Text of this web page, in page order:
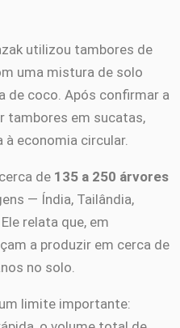
utilizou tambores de
uma mistura de solo
de coco. Após confirmar a
tambores em sucatas,
à economia circular.
de 135 a 250 árvores
— Índia, Tailândia,
relata que, em
a produzir em cerca de
no solo.
limite importante: